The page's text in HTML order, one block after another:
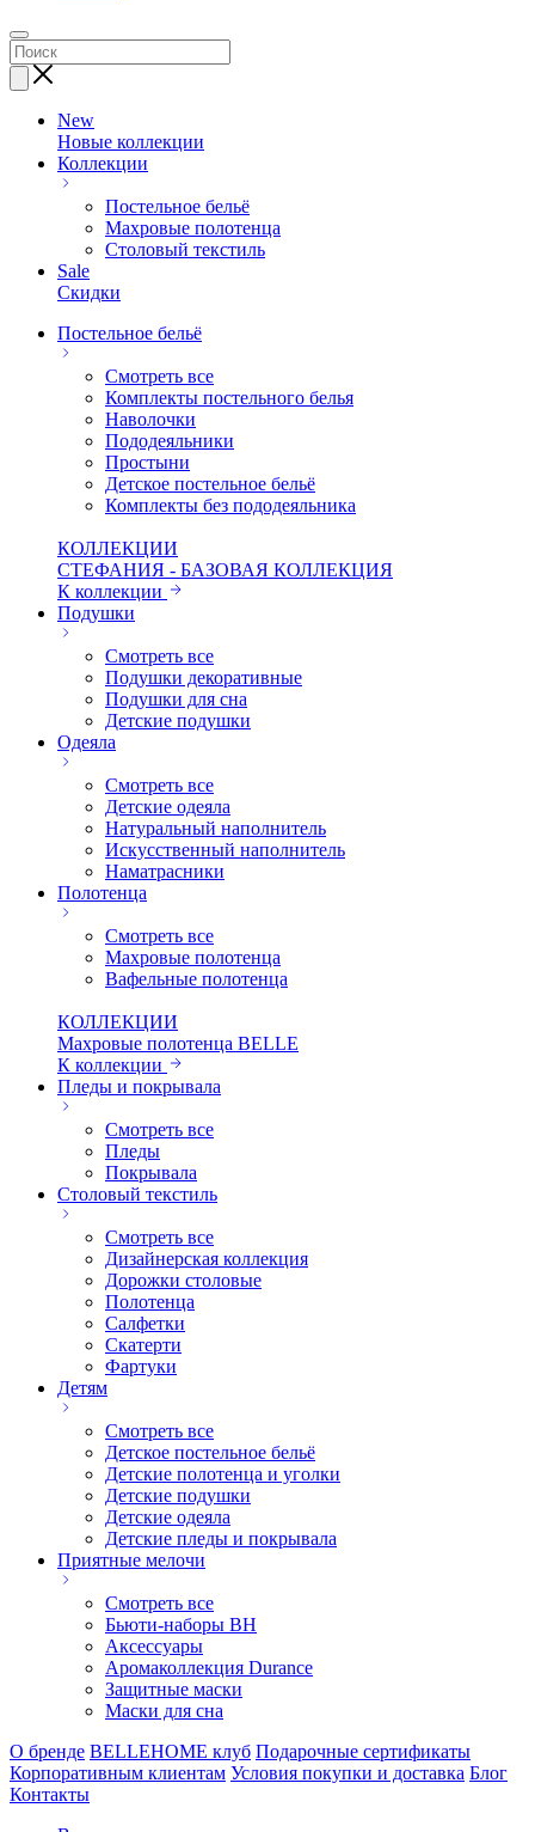
New
Новые коллекции
Коллекции
Постельное бельё
Махровые полотенца
Столовый текстиль
Sale
Скидки
Постельное бельё
Смотреть все
Комплекты постельного белья
Наволочки
Пододеяльники
Простыни
Детское постельное бельё
Комплекты без пододеяльника
КОЛЛЕКЦИИ
СТЕФАНИЯ - БАЗОВАЯ КОЛЛЕКЦИЯ
К коллекции
Подушки
Смотреть все
Подушки декоративные
Подушки для сна
Детские подушки
Одеяла
Смотреть все
Детские одеяла
Натуральный наполнитель
Искуcственный наполнитель
Наматрасники
Полотенца
Смотреть все
Махровые полотенца
Вафельные полотенца
КОЛЛЕКЦИИ
Махровые полотенца BELLE
К коллекции
Пледы и покрывала
Смотреть все
Пледы
Покрывала
Столовый текстиль
Смотреть все
Дизайнерская коллекция
Дорожки столовые
Полотенца
Салфетки
Скатерти
Фартуки
Детям
Смотреть все
Детское постельное бельё
Детские полотенца и уголки
Детские подушки
Детские одеяла
Детские пледы и покрывала
Приятные мелочи
Смотреть все
Бьюти-наборы ВН
Аксессуары
Аромаколлекция Durance
Защитные маски
Маски для сна
О бренде BELLEHOME клуб Подарочные сертификаты
Корпоративным клиентам Условия покупки и доставка Блог
Контакты